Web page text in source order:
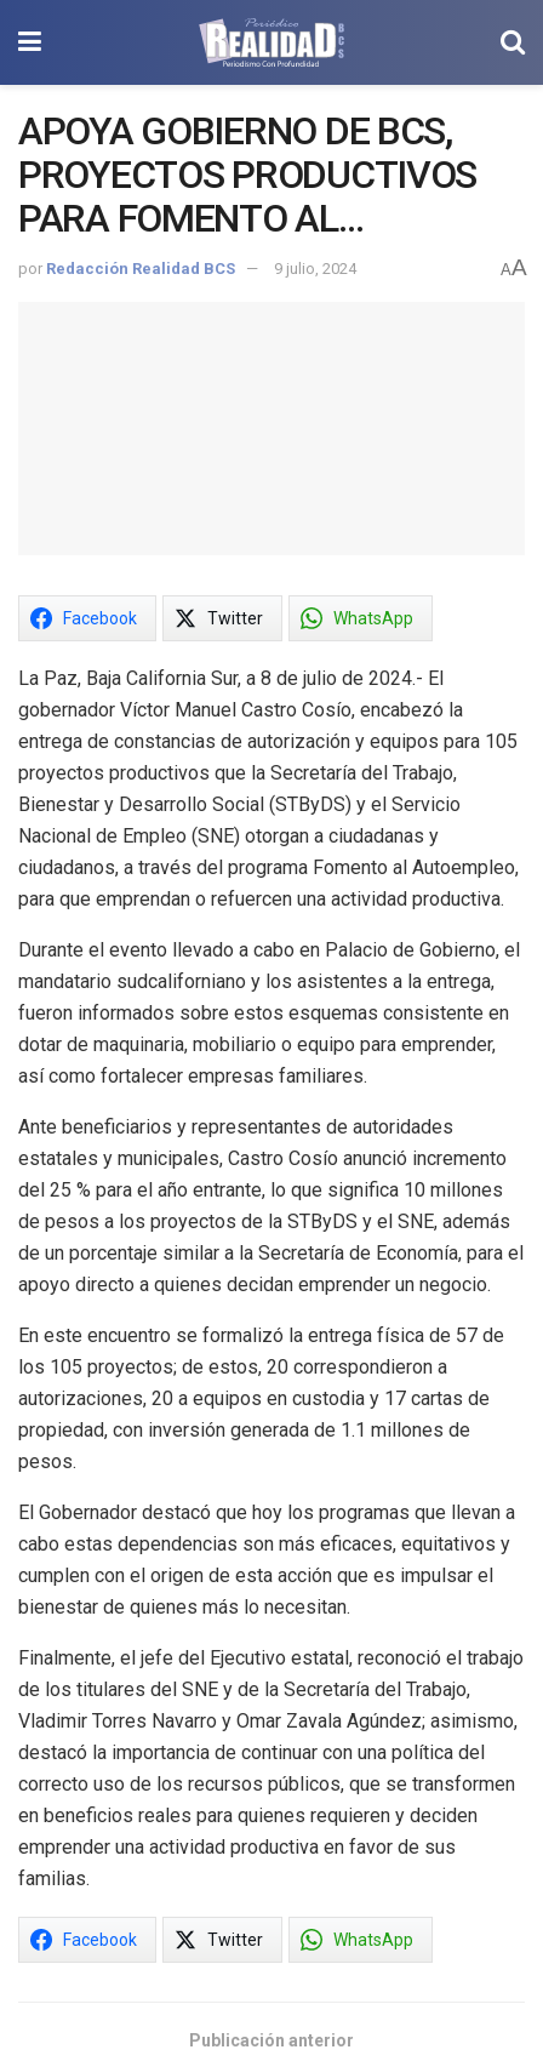
APOYA GOBIERNO DE BCS,
PROYECTOS PRODUCTIVOS
PARA FOMENTO AL
AUTOEMPLEO
por Redacción Realidad BCS 9 julio, 2024 AA
Facebook Twitter WhatsApp
La Paz, Baja California Sur, a 8 de julio de 2024.- El
gobernador Víctor Manuel Castro Cosío, encabezó la
entrega de constancias de autorización y equipos para 105
proyectos productivos que la Secretaría del Trabajo,
Bienestar y Desarrollo Social (STByDS) y el Servicio
Nacional de Empleo (SNE) otorgan a ciudadanas y
ciudadanos, a través del programa Fomento al Autoempleo,
para que emprendan o refuercen una actividad productiva.
Durante el evento llevado a cabo en Palacio de Gobierno, el
mandatario sudcaliforniano y los asistentes a la entrega,
fueron informados sobre estos esquemas consistente en
dotar de maquinaria, mobiliario o equipo para emprender,
así como fortalecer empresas familiares.
Ante beneficiarios y representantes de autoridades
estatales y municipales, Castro Cosío anunció incremento
del 25 % para el año entrante, lo que significa 10 millones
de pesos a los proyectos de la STByDS y el SNE, además
de un porcentaje similar a la Secretaría de Economía, para el
apoyo directo a quienes decidan emprender un negocio.
En este encuentro se formalizó la entrega física de 57 de
los 105 proyectos; de estos, 20 correspondieron a
autorizaciones, 20 a equipos en custodia y 17 cartas de
propiedad, con inversión generada de 1.1 millones de
pesos.
El Gobernador destacó que hoy los programas que llevan a
cabo estas dependencias son más eficaces, equitativos y
cumplen con el origen de esta acción que es impulsar el
bienestar de quienes más lo necesitan.
Finalmente, el jefe del Ejecutivo estatal, reconoció el trabajo
de los titulares del SNE y de la Secretaría del Trabajo,
Vladimir Torres Navarro y Omar Zavala Agúndez; asimismo,
destacó la importancia de continuar con una política del
correcto uso de los recursos públicos, que se transformen
en beneficios reales para quienes requieren y deciden
emprender una actividad productiva en favor de sus
familias.
Facebook Twitter WhatsApp
Publicación anterior